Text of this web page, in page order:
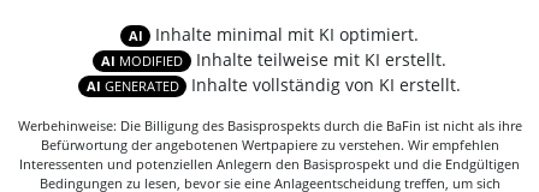
AI Inhalte minimal mit KI optimiert.
AI MODIFIED Inhalte teilweise mit KI erstellt.
AI GENERATED Inhalte vollständig von KI erstellt.
Werbehinweise: Die Billigung des Basisprospekts durch die BaFin ist nicht als ihre
Befürwortung der angebotenen Wertpapiere zu verstehen. Wir empfehlen
Interessenten und potenziellen Anlegern den Basisprospekt und die Endgültigen
Bedingungen zu lesen, bevor sie eine Anlageentscheidung treffen, um sich